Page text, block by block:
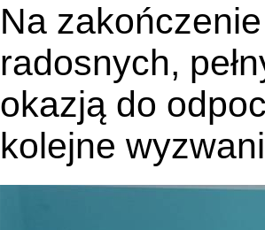
Na
radosnych,
okazją do
kolejne